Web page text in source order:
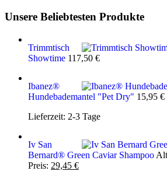
Unsere Beliebtesten Produkte
Trimmtisch
Showtime 117,50 €
Ibanez®
Hundebademantel "Pet Dry" 15,95 €
Lieferzeit: 2-3 Tage
Iv San
Bernard® Green Caviar Shampoo
Preis: 29,45 €Aktueller